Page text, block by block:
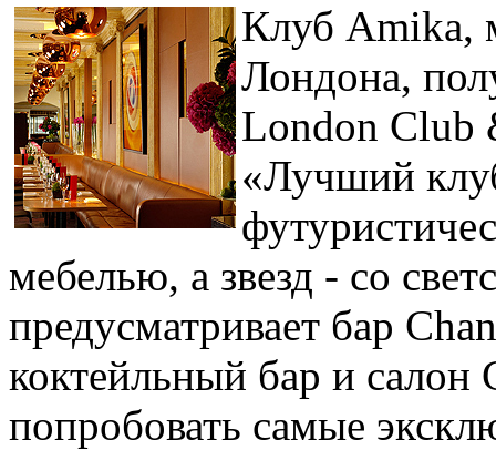
Клуб Amika,
Лондона,
London Club
«Лучший
мебелью, а звезд - со
предусматривает бар
коктейльный бар и салон
попробовать самые